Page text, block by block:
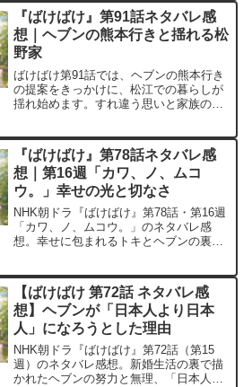
『ばけばけ』第91話ネタバレ感
想｜ヘブンの熊本行きと揺れる松
野家
ばけばけ第91話では、ヘブンの熊本行き
の提案をきっかけに、松江での暮らしが
揺れ始めます。すれ違う思いと家族の反
『ばけばけ』第78話ネタバレ感
想｜第16週「カワ、ノ、ムコ
ウ。」幸せの光と切なさ
NHK朝ドラ『ばけばけ』第78話・第16週
「カワ、ノ、ムコウ。」のネタバレ感
想。幸せに包まれるトキとヘブンの裏
【ばけばけ 第72話 ネタバレ感
想】ヘブンが「日本人より日本
人」になろうとした理由
NHK朝ドラ『ばけばけ』第72話（第15
週）のネタバレ感想。新婚生活の裏で描
かれたヘブンの努力と無理、「日本人よ